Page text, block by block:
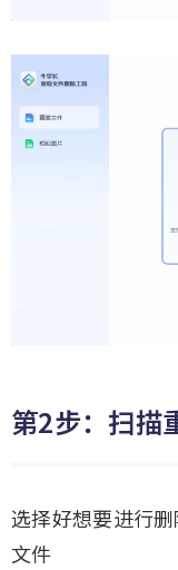
第2步：扫描
选择好想要进行
文件